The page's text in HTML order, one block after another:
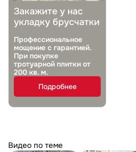
Закажите у нас
укладку брусчатки
Профессиональное
мощение с гарантией.
При покупке
тротуарной плитки от
200 кв. м.
Подробнее
Видео по теме